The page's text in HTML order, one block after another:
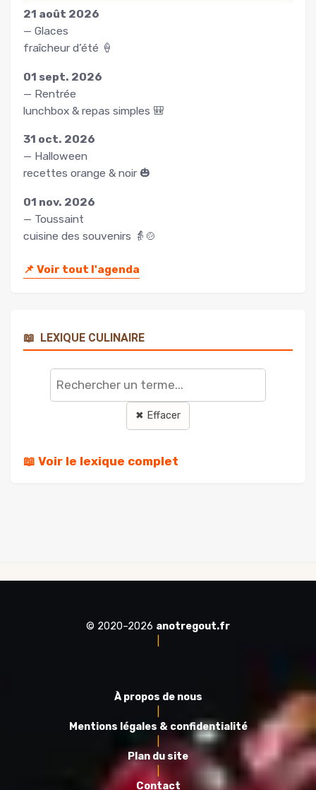
21 août 2026
— Glaces
fraîcheur d’été 🍦
01 sept. 2026
— Rentrée
lunchbox & repas simples 🎒
31 oct. 2026
— Halloween
recettes orange & noir 🎃
01 nov. 2026
— Toussaint
cuisine des souvenirs 👵🍲
📌 Voir tout l'agenda
📖 LEXIQUE CULINAIRE
Rechercher
terme
✖ Effacer
📖 Voir le lexique complet
© 2020–2026 anotregout.fr
À propos de nous
Mentions légales & confidentialité
Plan du site
|
Contact